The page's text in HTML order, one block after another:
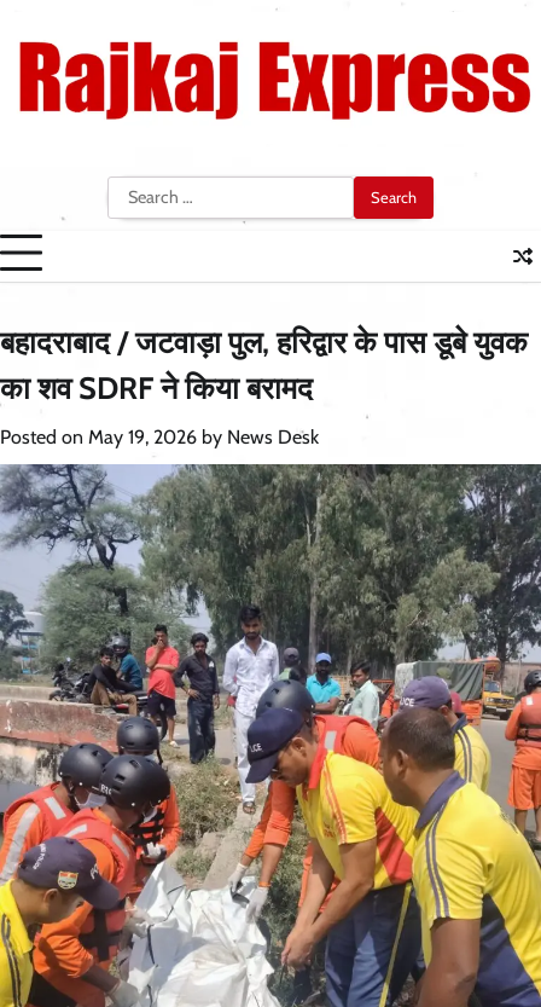
content
Search
for:
बहादराबाद / जटवाड़ा पुल, हरिद्वार के पास डूबे युवक
का शव SDRF ने किया बरामद
Posted on May 19, 2026 by News Desk